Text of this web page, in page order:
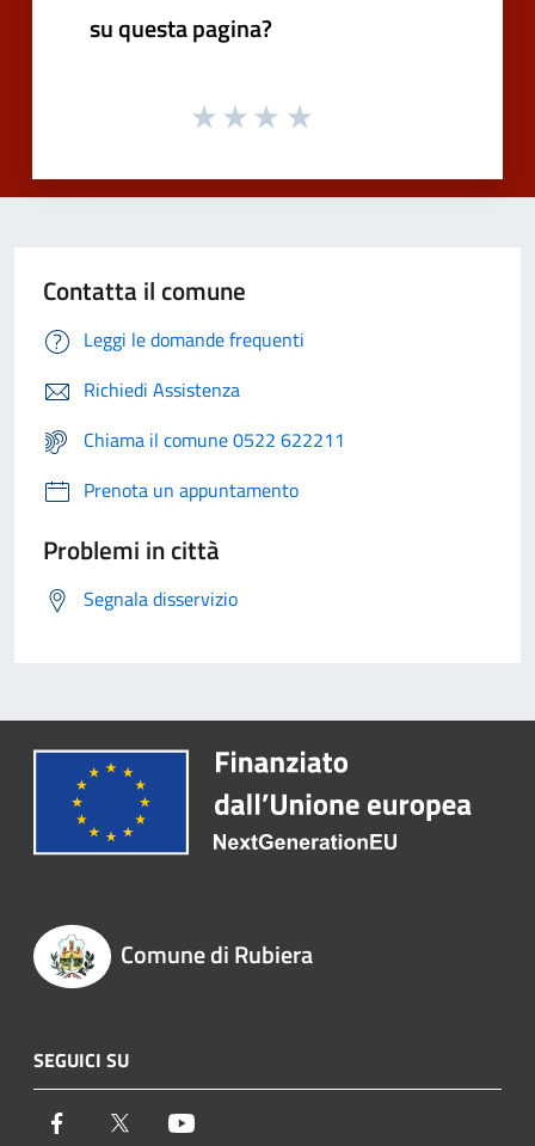
su questa pagina?
Contatta il comune
Leggi le domande frequenti
Richiedi Assistenza
Chiama il comune 0522 622211
Prenota un appuntamento
Problemi in città
Segnala disservizio
Comune di Rubiera
SEGUICI SU
Facebook Twitter